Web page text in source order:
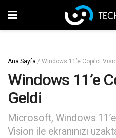
Ana Sayfa / Windows 11’e Copilot
Windows 11’e
Geldi
Microsoft, Windows
Vision ile ekranınızı